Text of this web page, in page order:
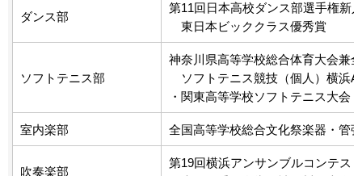
ダンス部
第11回日本高校ダンス部選手権新
東日本ビッククラス優秀賞
ソフトテニス部
神奈川県高等学校総合体育大会兼
ソフトテニス競技（個人）横浜
・関東高等学校ソフトテニス大会
室内楽部 全国高等学校総合文化祭楽器・管
吹奏楽部
第19回横浜アンサンブルコンテス